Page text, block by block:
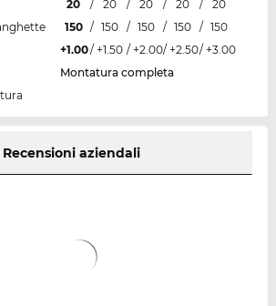
20 / 20 / 20 / 20 /
20
150 / 150 / 150 / 150 / 150
+1.00/ +1.50 / +2.00/ +2.50/ +3.00
Montatura completa
Recensioni aziendali